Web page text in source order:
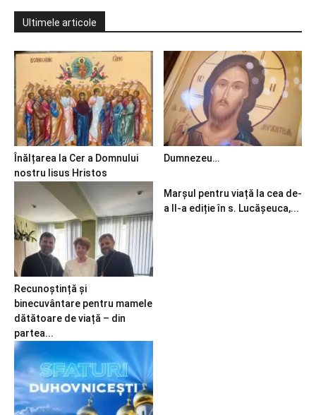
Ultimele articole
Înălțarea la Cer a Domnului
nostru Iisus Hristos
Dumnezeu…
Recunoștință și
binecuvântare pentru mamele
dătătoare de viață – din
partea...
Marșul pentru viață la cea de-
a II-a ediție în s. Lucășeuca,...